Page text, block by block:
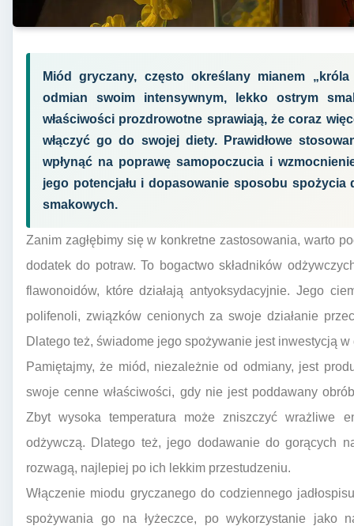
Miód gryczany, często określany mianem
odmian swoim intensywnym, lekko ostrym
właściwości prozdrowotne sprawiają, że coraz
włączyć go do swojej diety. Prawidłowe
wpłynąć na poprawę samopoczucia i
jego potencjału i dopasowanie sposobu
smakowych.
Zanim zagłębimy się w konkretne zastosowania, warto
dodatek do potraw. To bogactwo składników
flawonoidów, które działają antyoksydacyjnie. Jego
polifenoli, związków cenionych za swoje działanie
Dlatego też, świadome jego spożywanie jest inwestycją w
Pamiętajmy, że miód, niezależnie od odmiany, jest
swoje cenne właściwości, gdy nie jest poddawany
Zbyt wysoka temperatura może zniszczyć wrażliwe
odżywczą. Dlatego też, jego dodawanie do gorących
rozwagą, najlepiej po ich lekkim przestudzeniu.
Włączenie miodu gryczanego do codziennego
spożywania go na łyżeczce, po wykorzystanie jako